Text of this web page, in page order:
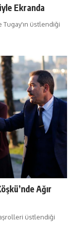
Ekranda
Tugay'ın üstlendiği
Ağır
üstlendiği